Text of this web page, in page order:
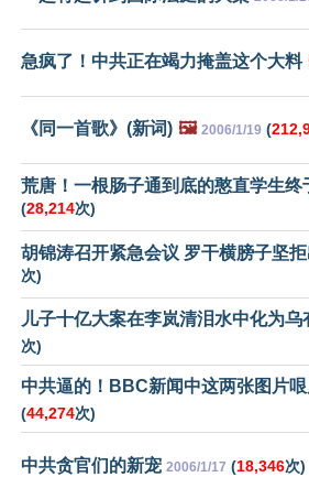
急疯了！中共正在竭力掩盖这个大料
《同一首歌》(新词) 🖼️ 2006/1/19 (
荒唐！一根肠子通到底的憨直学生终
(28,214次)
胡锦涛召开紧急会议 罗干横膀子坚
次)
儿子十亿大案在李岚清泪水中化为乌
次)
中共逼的！BBC新闻中这两张图片
(44,274次)
中共贪官们的新宠 2006/1/17 (18,346次)